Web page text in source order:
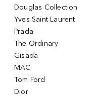
Douglas Collection
Yves Saint Laurent
Prada
The Ordinary
Gisada
MAC
Tom Ford
Dior